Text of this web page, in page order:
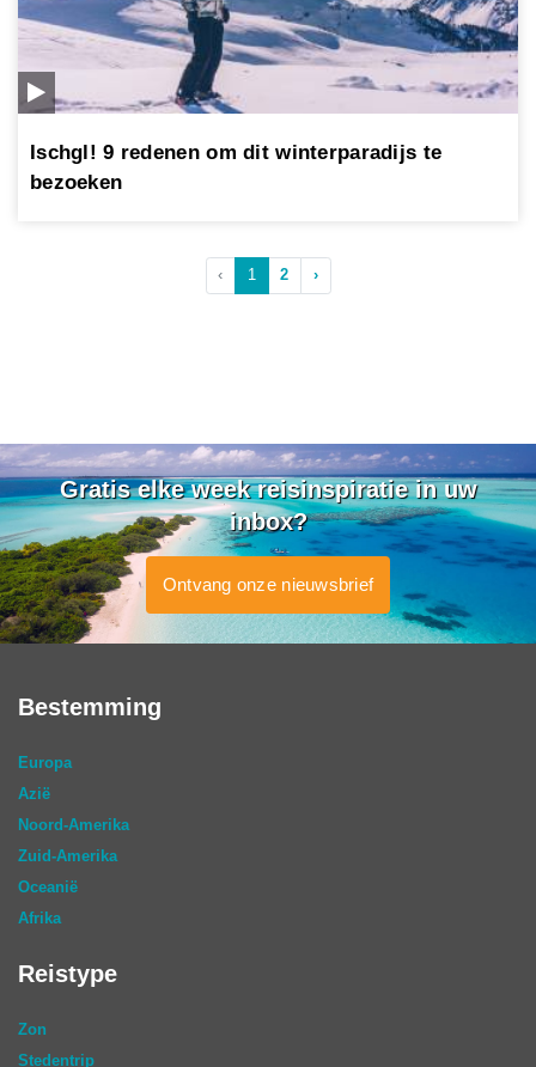
Ischgl! 9 redenen om dit winterparadijs te
bezoeken
‹ 1 2 ›
Gratis elke week reisinspiratie in uw
inbox?
Ontvang onze nieuwsbrief
Bestemming
Europa
Azië
Noord-Amerika
Zuid-Amerika
Oceanië
Afrika
Reistype
Zon
Stedentrip